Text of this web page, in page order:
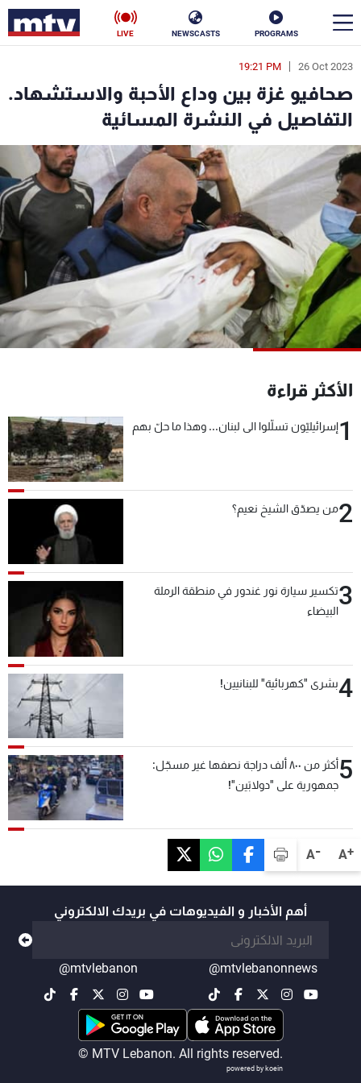
PROGRAMS
NEWSCASTS
LIVE
A+
A-
26 Oct 2023
19:21 PM
صحافيو غزة بين وداع الأحبة والاستشهاد.
التفاصيل في النشرة المسائية
الأكثر قراءة
1إسرائيليّون تسلّلوا الى لبنان... وهذا ما حلّ بهم
2من يصدّق الشيخ نعيم؟
3تكسير سيارة نور غندور في منطقة الرملة
البيضاء
4بشرى "كهربائية" للبنانيين!
5
أكثر من ٨٠٠ ألف دراجة نصفها غير مسجّل:
جمهورية على "دولابَين"!
أهم الأخبار و الفيديوهات في بريدك الالكتروني
@mtvlebanonnews
@mtvlebanon
© MTV Lebanon. All rights reserved.
powered by koein
en
الأخبار
سياسة ناس
إقتصاد فن
منوعات رياضة
كأس العالم
البرامج
شاهد البرامج
الترددات